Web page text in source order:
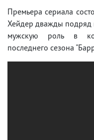
Премьера сериала
Хейдер дважды подряд
мужскую роль в
последнего сезона